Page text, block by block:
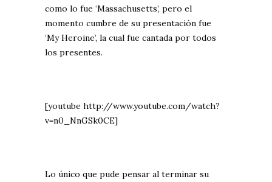
como lo fue ‘Massachusetts’, pero el
momento cumbre de su presentación fue
‘My Heroine’, la cual fue cantada por todos
los presentes.
[youtube http://www.youtube.com/watch?
v=n0_NnGSk0CE]
Lo único que pude pensar al terminar su